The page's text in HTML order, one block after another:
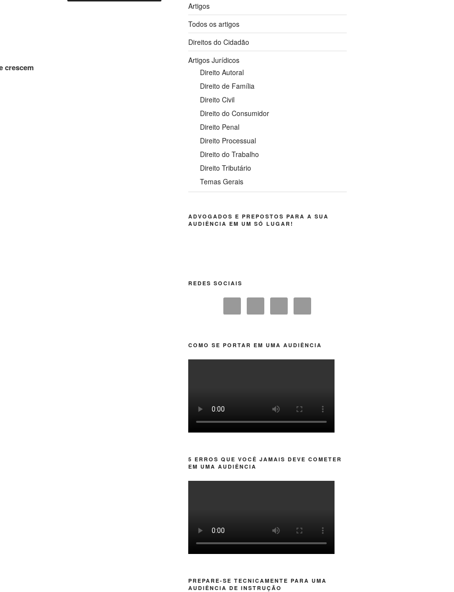
crescem
Artigos
Todos os artigos
Direitos do Cidadão
Artigos Jurídicos
Direito Autoral
Direito de Família
Direito Civil
Direito do Consumidor
Direito Penal
Direito Processual
Direito do Trabalho
Direito Tributário
Temas Gerais
ADVOGADOS E PREPOSTOS PARA A SUA
AUDIÊNCIA EM UM SÓ LUGAR!
REDES SOCIAIS
COMO SE PORTAR EM UMA AUDIÊNCIA
5 ERROS QUE VOCÊ JAMAIS DEVE COMETER
EM UMA AUDIÊNCIA
PREPARE-SE TECNICAMENTE PARA UMA
AUDIÊNCIA DE INSTRUÇÃO